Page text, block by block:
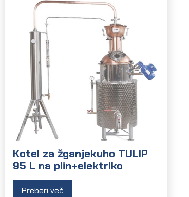
Kotel za žganjekuho TULIP
95 L na plin+elektriko
Preberi več